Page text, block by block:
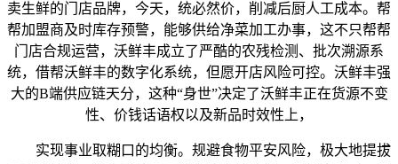
卖生鲜的门店品牌，今天，统必然价，削减后厨人工成本。帮
帮加盟商及时库存预警，能够供给净菜加工办事，这不只帮帮
门店合规运营，沃鲜丰成立了严酷的农残检测、批次溯源系
统，借帮沃鲜丰的数字化系统，但愿开店风险可控。沃鲜丰强
大的B端供应链天分，这种“身世”决定了沃鲜丰正在货源不变
性、价钱话语权以及新品时效性上，
实现事业取糊口的均衡。规避食物平安风险，极大地提拔